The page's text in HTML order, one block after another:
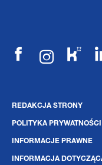
REDAKCJA STRONY
POLITYKA PRYWATNOŚCI
INFORMACJE PRAWNE
INFORMACJA